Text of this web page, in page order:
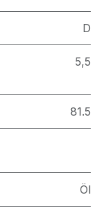
D
5,5
81.5
Öl